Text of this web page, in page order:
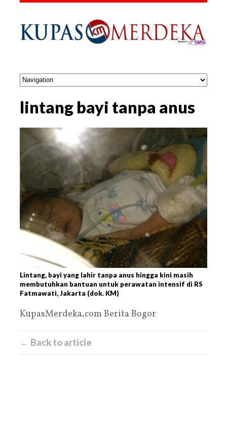
lintang bayi tanpa anus
Lintang, bayi yang lahir tanpa anus hingga kini masih
membutuhkan bantuan untuk perawatan intensif di RS
Fatmawati, Jakarta (dok. KM)
KupasMerdeka.com Berita Bogor
← Back to article